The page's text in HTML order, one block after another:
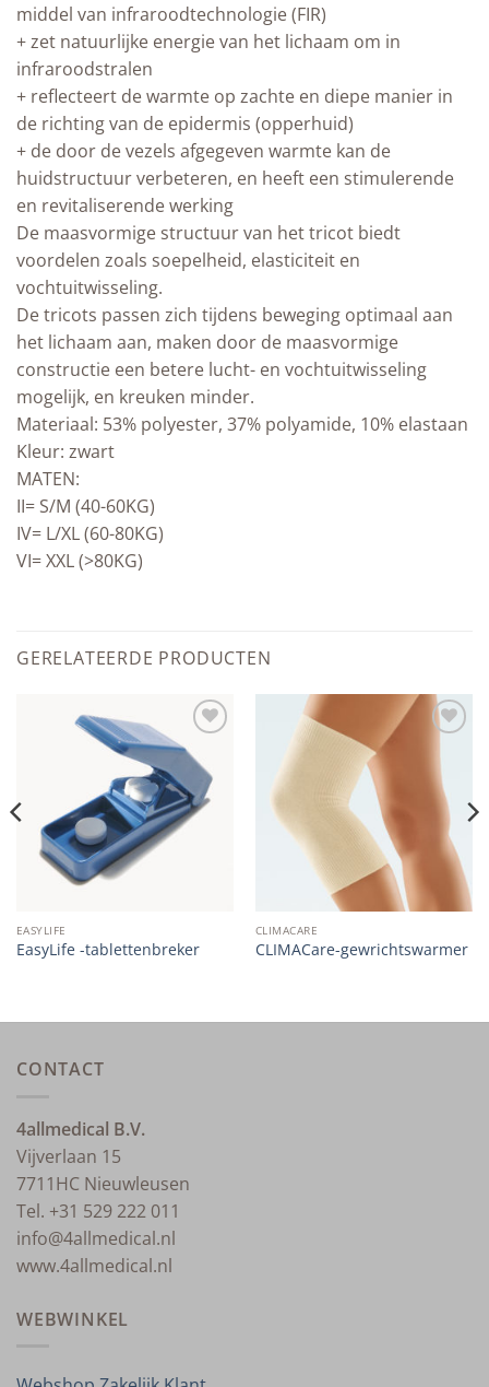
middel van infraroodtechnologie (FIR)
+ zet natuurlijke energie van het lichaam om in
infraroodstralen
+ reflecteert de warmte op zachte en diepe manier in
de richting van de epidermis (opperhuid)
+ de door de vezels afgegeven warmte kan de
huidstructuur verbeteren, en heeft een stimulerende
en revitaliserende werking
De maasvormige structuur van het tricot biedt
voordelen zoals soepelheid, elasticiteit en
vochtuitwisseling.
De tricots passen zich tijdens beweging optimaal aan
het lichaam aan, maken door de maasvormige
constructie een betere lucht- en vochtuitwisseling
mogelijk, en kreuken minder.
Materiaal: 53% polyester, 37% polyamide, 10% elastaan
Kleur: zwart
MATEN:
II= S/M (40-60KG)
IV= L/XL (60-80KG)
VI= XXL (>80KG)
GERELATEERDE PRODUCTEN
Add to
wishlist
EASYLIFE
EasyLife -tablettenbreker
CLIMACARE
CLIMACare-gewrichtswarmer
CONTACT
4allmedical B.V.
Vijverlaan 15
7711HC Nieuwleusen
Tel. +31 529 222 011
info@4allmedical.nl
www.4allmedical.nl
WEBWINKEL